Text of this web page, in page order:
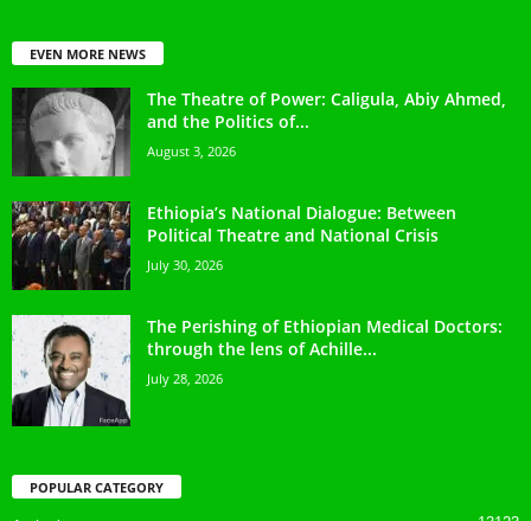
EVEN MORE NEWS
The Theatre of Power: Caligula, Abiy Ahmed,
and the Politics of...
August 3, 2026
Ethiopia’s National Dialogue: Between
Political Theatre and National Crisis
July 30, 2026
The Perishing of Ethiopian Medical Doctors:
through the lens of Achille...
July 28, 2026
POPULAR CATEGORY